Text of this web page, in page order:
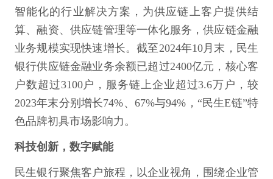
智能化的行业解决方案，为供应链上客户提供结
算、融资、供应链管理等一体化服务，供应链金融
业务规模实现快速增长。截至2024年10月末，民生
银行供应链金融业务余额已超过2400亿元，核心客
户数超过3100户，服务链上企业超过3.6万户，较
2023年末分别增长74%、67%与94%，“民生E链”特
色品牌初具市场影响力。
科技创新，数字赋能
民生银行聚焦客户旅程，以企业视角，围绕企业管